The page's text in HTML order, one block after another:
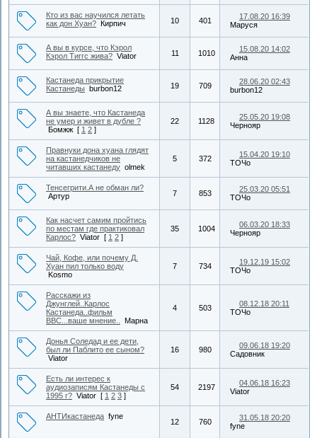
Кто из вас научился летать
как дон Хуан? Кирпич 10 401
17.08.20 16:39
Маруся
А вы в курсе, что Кэрол
Кэрол Тиггс жива? Viator 11 1010
15.08.20 14:02
Анна
Кастанеда прикрытие
Кастанеды burbon12 19 709
28.06.20 02:43
burbon12
А вы знаете, что Кастанеда
не умер и живет в дубле ?
Бомжж [ 1 2 ]
22 1128
25.05.20 19:08
Чернояр
Правнуки дона хуана глядят
на кастанедчиков не
читавших кастанеду olmek
5 372
15.04.20 19:10
ТОЧо
Тенсегрити.А не обман ли?
Артур
7 853
25.03.20 05:51
ТОЧо
Как насчет самим пройтись
по местам где практиковал
Карлос? Viator [ 1 2 ]
35 1004
06.03.20 18:33
Чернояр
Чай, Кофе, или почему Д.
Хуан пил только воду
Kosmo
7 734
19.12.19 15:02
ТОЧо
Расскажи из
Джунглей..Карлос
Кастанеда..фильм
ВВС...ваше мнение..
Марна
4 503
08.12.18 20:11
ТОЧо
Донья Соледад и ее дети,
был ли Паблито ее сыном?
Viator
16 980
09.06.18 19:20
Садовник
Есть ли интерес к
аудиозаписям Кастанеды с
1995 г? Viator [ 1 2 3 ]
54 2197
04.06.18 16:23
Viator
АНТИкастанеда fyne
12 760
31.05.18 20:20
fyne